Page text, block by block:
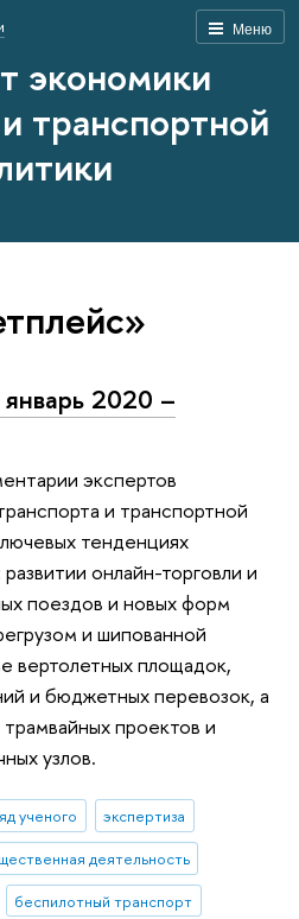
Меню
экономики
транспортной
2020 –
экспертов
и транспортной
тенденциях
онлайн-торговли и
поездов и новых форм
и шипованной
вертолетных площадок,
и бюджетных перевозок, а
проектов и
узлов.
ученого
экспертиза
деятельность
беспилотный транспорт